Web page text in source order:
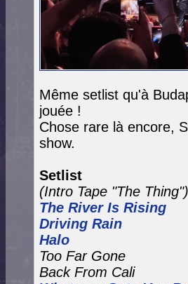
Même setlist qu'à
jouée !
Chose rare là encore,
show.
Setlist
(Intro Tape "The Thing")
The River Is Rising
Driving Rain
Halo
Too Far Gone
Back From Cali